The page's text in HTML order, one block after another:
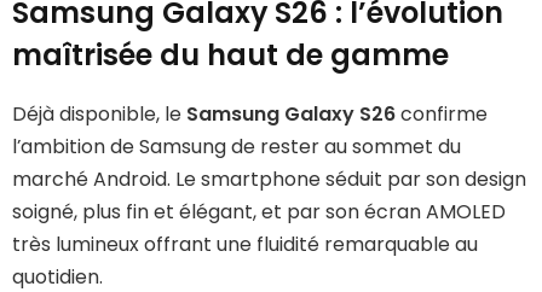
Samsung Galaxy S26 : l’évolution
maîtrisée du haut de gamme
Déjà disponible, le Samsung Galaxy S26confirme
l’ambition de Samsung de rester au sommet du
marché Android. Le smartphone séduit par son design
soigné, plus fin et élégant, et par son écran AMOLED
très lumineux offrant une fluidité remarquable au
quotidien.